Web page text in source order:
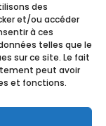
des
et/ou accéder
à ces
telles que le
sur ce site. Le fait
peut avoir
et fonctions.